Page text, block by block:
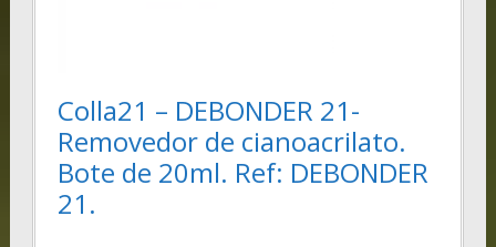
Colla21 – DEBONDER 21-
Removedor de cianoacrilato.
Bote de 20ml. Ref: DEBONDER
21.